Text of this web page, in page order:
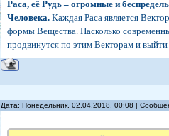
Раса, её Рудь – огромные и
Человека.Каждая Раса является
формы Вещества. Насколько
продвинутся по этим Векторам и
Дата: Понедельник, 02.04.2018, 00:08 |